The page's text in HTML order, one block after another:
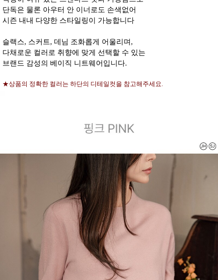
단독은 물론 아우터 안 이너로도 손색없어
시즌 내내 다양한 스타일링이 가능합니다
슬랙스, 스커트, 데님 조화롭게 어울리며,
다채로운 컬러로 취향에 맞게 선택할 수 있는
브랜드 감성의 베이직 니트웨어입니다.
★상품의 정확한 컬러는 하단의 디테일컷을 참고해주세요.